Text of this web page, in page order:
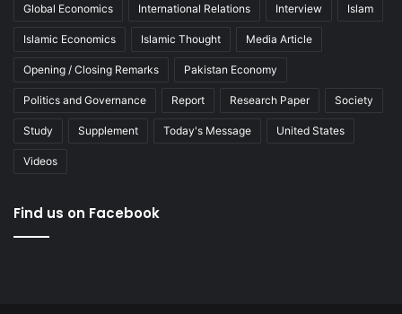
Global Economics International Relations Interview Islam
Islamic Economics Islamic Thought Media Article
Opening / Closing Remarks Pakistan Economy
Politics and Governance Report Research Paper Society
Study Supplement Today's Message United States
Videos
Find us on Facebook